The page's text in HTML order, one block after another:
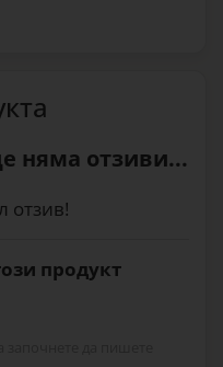
няма отзиви...
отзив!
продукт